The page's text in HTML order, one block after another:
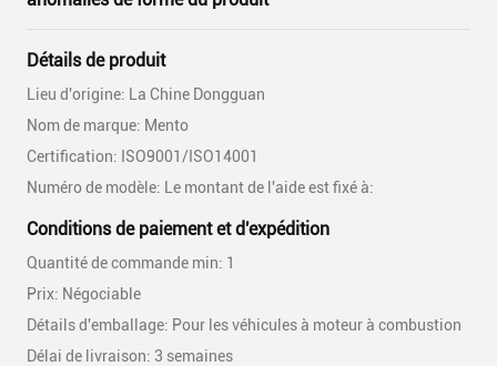
Détails de produit
Lieu d'origine: La Chine Dongguan
Nom de marque: Mento
Certification: ISO9001/ISO14001
Numéro de modèle: Le montant de l'aide est fixé à:
Conditions de paiement et d'expédition
Quantité de commande min: 1
Prix: Négociable
Détails d'emballage: Pour les véhicules à moteur à combustion
Délai de livraison: 3 semaines